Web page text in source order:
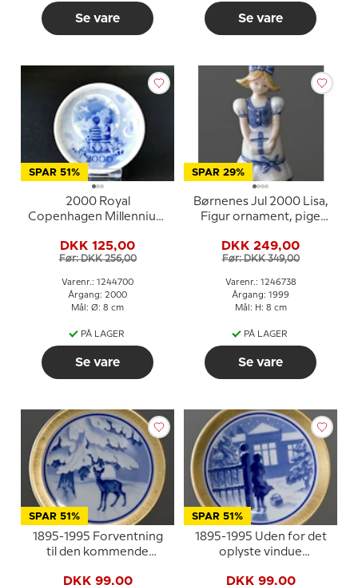
Se vare Se vare
SPAR 51%
2000 Royal
Copenhagen Millennium
DKK 125,00
Før: DKK 256,00
Varenr.: 1244700
Årgang: 2000
Mål: Ø: 8 cm
PÅ LAGER
Se vare
SPAR 29%
Børnenes Jul 2000 Lisa,
Figur ornament, pige
Copenhagen
DKK 249,00
Før: DKK 349,00
Varenr.: 1246738
Årgang: 1999
Mål: H: 8 cm
PÅ LAGER
Se vare
SPAR 51%
1895-1995 Forventning
til den kommende
100 års plaquette nr. 2
DKK 99,00
SPAR 51%
1895-1995 Uden for det
oplyste vindue
plaquette nr. 3
DKK 99,00